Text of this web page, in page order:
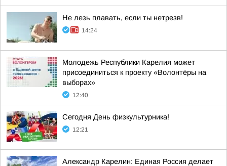
Не лезь плавать, если ты нетрезв!
14:24
Молодежь Республики Карелия может
присоединиться к проекту «Волонтёры на
выборах»
12:40
Сегодня День физкультурника!
12:21
Александр Карелин: Единая Россия делает